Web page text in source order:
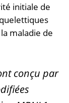
initiale de
maladie de
conçu par